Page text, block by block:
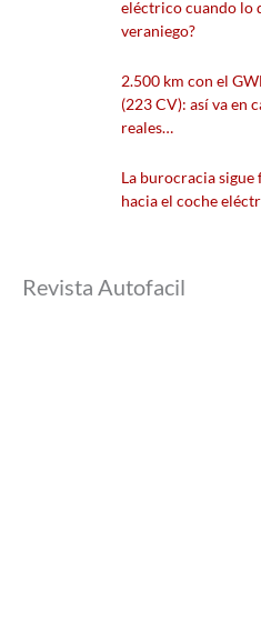
eléctrico cuando lo
veraniego?
2.500 km con el
(223 CV): así va en
reales…
La burocracia
hacia el coche
Revista Autofacil